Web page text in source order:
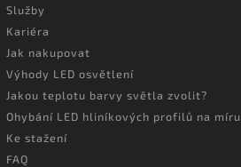
Služby
Kariéra
Jak nakupovat
Výhody LED osvětlení
Jakou teplotu barvy světla zvolit?
Ohybání LED hliníkových profilů na míru
Ke stažení
FAQ